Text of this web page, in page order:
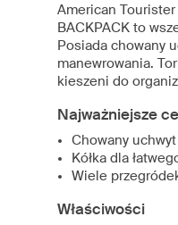
American Tourister
BACKPACK to
Posiada chowany
manewrowania.
kieszeni do
Najważniejsze
Chowany uchwyt
Kółka dla
Wiele
Właściwości